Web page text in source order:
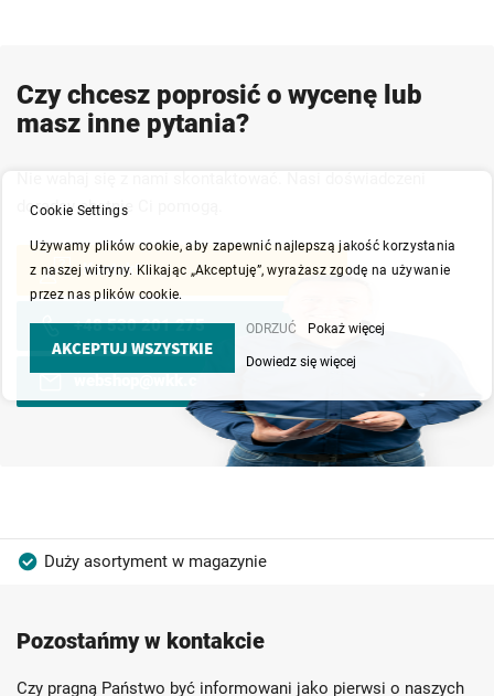
Czy chcesz poprosić o wycenę lub
masz inne pytania?
doradcy chętnie Ci pomogą.
Kontakt
+48 530 201 275
Duży asortyment w magazynie
Szybka dostawa
Indywidualni doradcy
Ponad 40 lat doświadczenia
Pozostańmy w kontakcie
Czy pragną Państwo być informowani jako pierwsi o naszych
Cookie Settings
Używamy plików cookie, aby zapewnić najlepszą jakość korzystania
z naszej witryny. Klikając „Akceptuję”, wyrażasz zgodę na używanie
przez nas plików cookie.
AKCEPTUJ WSZYSTKIE
ODRZUĆ Pokaż więcej
Dowiedz się więcej